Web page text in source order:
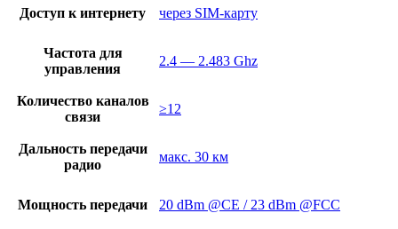
Доступ к интернету через SIM-карту
Частота для
управления
2.4 — 2.483 Ghz
Количество каналов
связи
≥12
Дальность передачи
радио
макс. 30 км
Мощность передачи 20 dBm @CE / 23 dBm @FCC